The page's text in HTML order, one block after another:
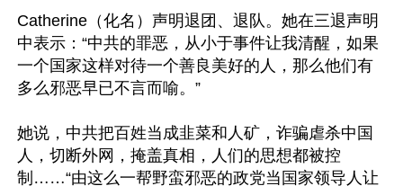
Catherine（化名）声明退团、退队。她在三退声明
中表示：“中共的罪恶，从小于事件让我清醒，如果
一个国家这样对待一个善良美好的人，那么他们有
多么邪恶早已不言而喻。”
她说，中共把百姓当成韭菜和人矿，诈骗虐杀中国
人，切断外网，掩盖真相，人们的思想都被控
制……“由这么一帮野蛮邪恶的政党当国家领导人让